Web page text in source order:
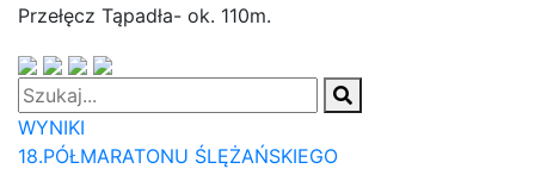
Przełęcz Tąpadła- ok. 110m.
WYNIKI
18.PÓŁMARATONU ŚLĘŻAŃSKIEGO